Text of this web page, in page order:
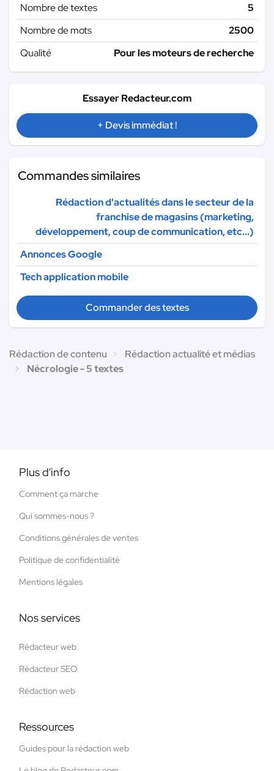
Nombre de textes
5
Nombre de mots
2500
Qualité
Pour les moteurs de recherche
Essayer Redacteur.com
+ Devis immédiat !
Commandes similaires
Rédaction d'actualités dans le secteur de la
franchise de magasins (marketing,
développement, coup de communication, etc...)
Annonces Google
Tech application mobile
Commander des textes
Rédaction de contenu
Rédaction actualité et médias
Nécrologie - 5 textes
Plus d'info
Comment ça marche
Qui sommes-nous ?
Conditions générales de ventes
Politique de confidentialité
Mentions légales
Nos services
Rédacteur web
Rédacteur SEO
Rédaction web
Ressources
Guides pour la rédaction web